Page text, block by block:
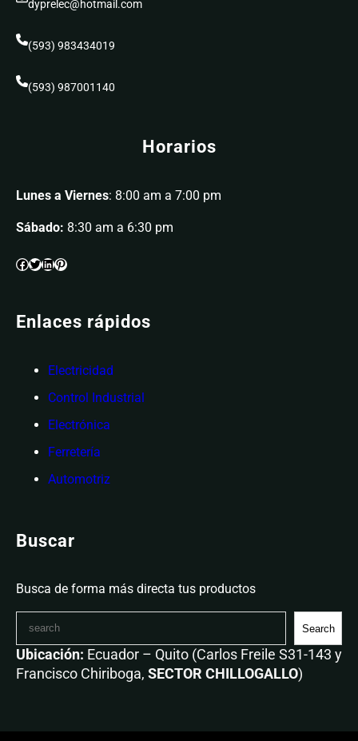
dyprelec@hotmail.com
(593) 983434019
(593) 987001140
Horarios
Lunes a Viernes: 8:00 am a 7:00 pm
Sábado: 8:30 am a 6:30 pm
Enlaces rápidos
Electricidad
Control Industrial
Electrónica
Ferretería
Automotriz
Buscar
Busca de forma más directa tus productos
Search
Ubicación: Ecuador – Quito (Carlos Freile S31-143 y
Francisco Chiriboga, SECTOR CHILLOGALLO)